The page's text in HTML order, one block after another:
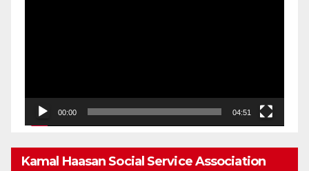
00:00 04:51
Kamal Haasan Social Service Association